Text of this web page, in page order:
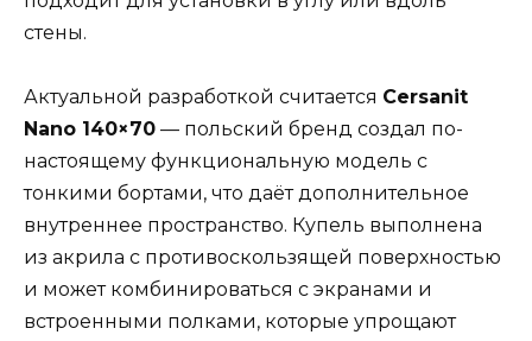
стены.
Актуальной разработкой считается Cersanit
Nano 140×70 — польский бренд создал по-
настоящему функциональную модель с
тонкими бортами, что даёт дополнительное
внутреннее пространство. Купель выполнена
из акрила с противоскользящей поверхностью
и может комбинироваться с экранами и
встроенными полками, которые упрощают